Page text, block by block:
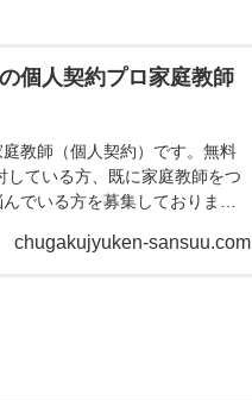
個人契約プロ家庭教師
教師（個人契約）です。無料
ている方、既に家庭教師をつ
でいる方を募集しておりま
す。
chugakujyuken-sansuu.com